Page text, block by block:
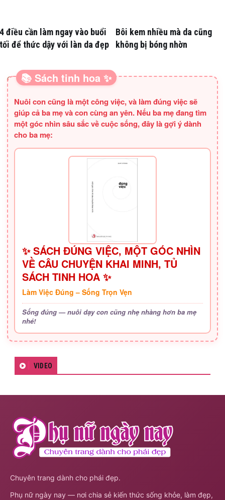
4 điều cần làm ngay vào buổi
tối để thức dậy với làn da đẹp
Bôi kem nhiều mà da cũng
không bị bóng nhờn
SÁCH HAY CHO BA MẸ
📚 Sách tinh hoa ✨
Nuôi con cũng là một công việc, và làm đúng việc sẽ
giúp cả ba mẹ và con cùng an yên. Nếu ba mẹ đang tìm
một góc nhìn sâu sắc về cuộc sống, đây là gợi ý dành
cho ba mẹ:
✨ SÁCH ĐÚNG VIỆC, MỘT GÓC NHÌN
VỀ CÂU CHUYỆN KHAI MINH, TỦ
SÁCH TINH HOA ✨
Làm Việc Đúng – Sống Trọn Vẹn
Sống đúng — nuôi dạy con cũng nhẹ nhàng hơn ba mẹ
nhé!
VIDEO
Chuyên trang dành cho phái đẹp.
Phụ nữ ngày nay — nơi chia sẻ kiến thức sống khỏe, làm đẹp,